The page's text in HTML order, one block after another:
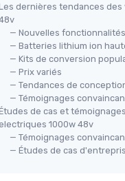
dernières tendances
— Nouvelles
— Batteries lithium ion
— Kits de conversion
— Prix variés
— Tendances de
— Témoignages
de cas et
1000w 48v
— Témoignages
— Études de cas